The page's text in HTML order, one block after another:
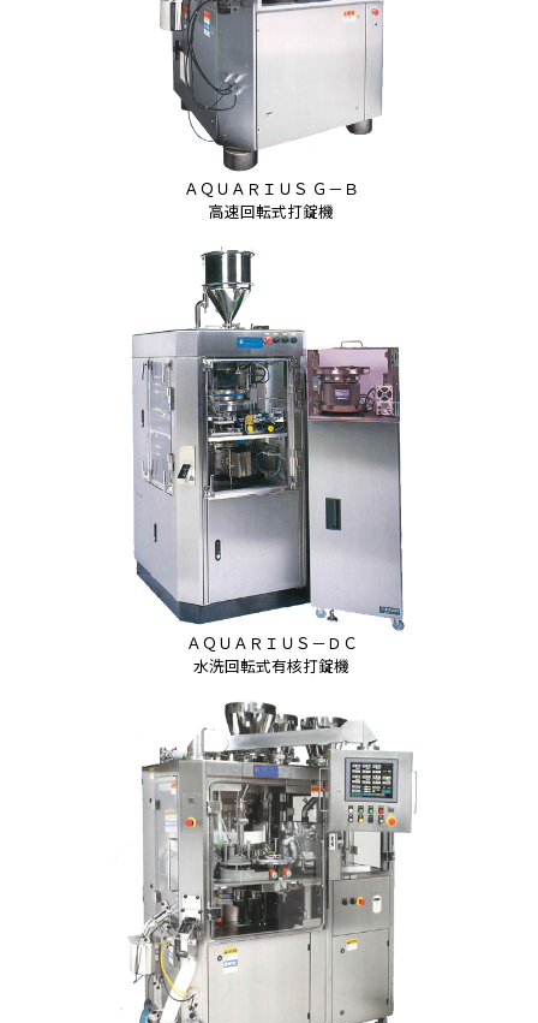
ＡＱＵＡＲＩＵＳ Ｇ－Ｂ
高速回転式打錠機
ＡＱＵＡＲＩＵＳ－ＤＣ
水洗回転式有核打錠機